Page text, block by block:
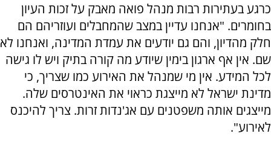
כרגע בעתירות רבות מנהל פואה מאבק על זכות העיון
בחומרים. "אנחנו עדיין במצב שהמחבלים ועוזריהם הם
חלק מהדיון, והם גם יודעים את עמדת המדינה, ואנחנו לא
שם. אין אף ארגון בימין שיודע מה קורה בתיק ויש לו גישה
לכל המידע. אין מי שמנהל את האירוע כמו שצריך, כי
מדינת ישראל לא מייצגת כראוי את האינטרסים שלה.
מייצגים אותה משפטנים עם אג'נדות זרות. צריך להיכנס
לאירוע".